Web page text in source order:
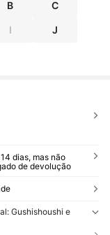
B C
I J
dias, mas não
de devolução
Gushishoushi e